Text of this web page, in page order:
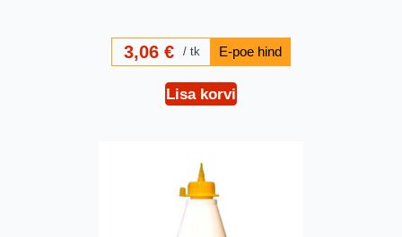
3,06€ tk
Lisa korvi